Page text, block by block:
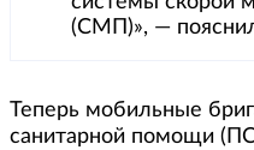
(СМП)», —
Теперь мобильные
санитарной помощи